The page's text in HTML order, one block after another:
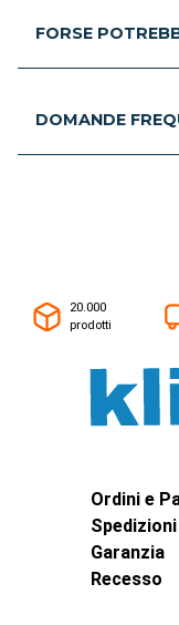
FORSE
DOMANDE
20.000
prodotti
Ordini e
Spedizioni
Garanzia
Recesso